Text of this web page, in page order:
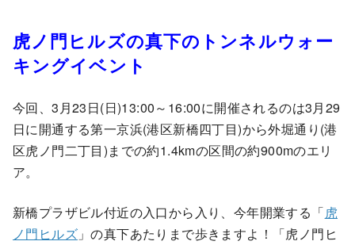
虎ノ門ヒルズの真下のトンネルウォー
キングイベント
今回、3月23日(日)13:00～16:00に開催されるのは3月29
日に開通する第一京浜(港区新橋四丁目)から外堀通り(港
区虎ノ門二丁目)までの約1.4kmの区間の約900mのエリ
ア。
新橋プラザビル付近の入口から入り、今年開業する「虎
ノ門ヒルズ 」の真下あたりまで歩きますよ！「虎ノ門ヒ